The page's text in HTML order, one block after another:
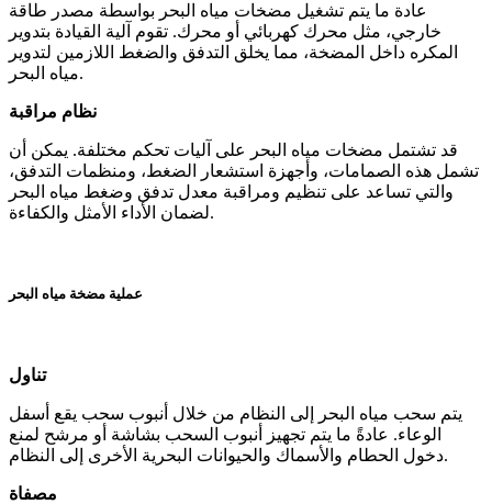
عادة ما يتم تشغيل مضخات مياه البحر بواسطة مصدر طاقة
خارجي، مثل محرك كهربائي أو محرك. تقوم آلية القيادة بتدوير
المكره داخل المضخة، مما يخلق التدفق والضغط اللازمين لتدوير
مياه البحر.
نظام مراقبة
قد تشتمل مضخات مياه البحر على آليات تحكم مختلفة. يمكن أن
تشمل هذه الصمامات، وأجهزة استشعار الضغط، ومنظمات التدفق،
والتي تساعد على تنظيم ومراقبة معدل تدفق وضغط مياه البحر
لضمان الأداء الأمثل والكفاءة.
عملية مضخة مياه البحر
تناول
يتم سحب مياه البحر إلى النظام من خلال أنبوب سحب يقع أسفل
الوعاء. عادةً ما يتم تجهيز أنبوب السحب بشاشة أو مرشح لمنع
دخول الحطام والأسماك والحيوانات البحرية الأخرى إلى النظام.
مصفاة